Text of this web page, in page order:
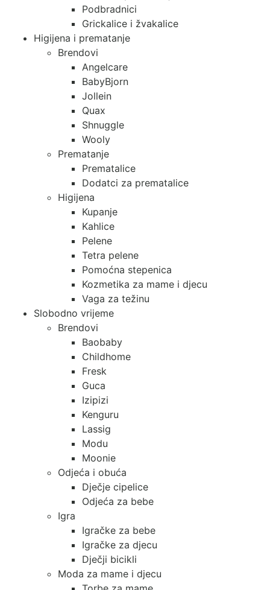
Podbradnici
Grickalice i žvakalice
Higijena i prematanje
Brendovi
Angelcare
BabyBjorn
Jollein
Quax
Shnuggle
Wooly
Prematanje
Prematalice
Dodatci za prematalice
Higijena
Kupanje
Kahlice
Pelene
Tetra pelene
Pomoćna stepenica
Kozmetika za mame i djecu
Vaga za težinu
Slobodno vrijeme
Brendovi
Baobaby
Childhome
Fresk
Guca
Izipizi
Kenguru
Lassig
Modu
Moonie
Odjeća i obuća
Dječje cipelice
Odjeća za bebe
Igra
Igračke za bebe
Igračke za djecu
Dječji bicikli
Moda za mame i djecu